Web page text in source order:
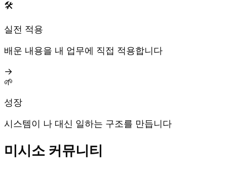
🛠️
실전 적용
배운 내용을 내 업무에 직접 적용합니다
→
🌱
성장
시스템이 나 대신 일하는 구조를 만듭니다
미시소 커뮤니티